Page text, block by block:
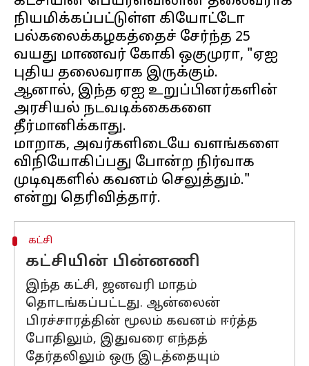
நியமிக்கப்பட்டுள்ள கியோட்டோ
பல்கலைக்கழகத்தைச் சேர்ந்த 25
வயது மாணவர் கோகி ஒகுமுரா, "ஏஐ
புதிய தலைவராக இருக்கும்.
ஆனால், இந்த ஏஐ உறுப்பினர்களின்
அரசியல் நடவடிக்கைகளை
தீர்மானிக்காது.
மாறாக, அவர்களிடையே வளங்களை
விநியோகிப்பது போன்ற நிர்வாக
முடிவுகளில் கவனம் செலுத்தும்."
கட்சி
கட்சியின் பின்னணி
இந்த கட்சி, ஜனவரி மாதம்
தொடங்கப்பட்டது. ஆன்லைன்
பிரச்சாரத்தின் மூலம் கவனம் ஈர்த்த
போதிலும், இதுவரை எந்தத்
தேர்தலிலும் ஒரு இடத்தையும்